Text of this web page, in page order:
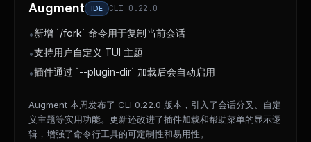
Augment IDE CLI 0.22.0
•新增 `/fork` 命令用于复制当前会话
•支持用户自定义 TUI 主题
•插件通过 `--plugin-dir` 加载后会自动启用
Augment 本周发布了 CLI 0.22.0 版本，引入了会话分叉、自定
义主题等实用功能。更新还改进了插件加载和帮助菜单的显示逻
辑，增强了命令行工具的可定制性和易用性。